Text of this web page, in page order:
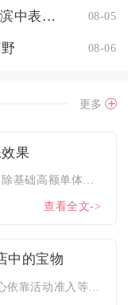
怎样配置输出队伍才能在率土之滨中表现出色 08-05
08-06
更多
果
忘仙灵尊技能6雪葬具备双重特殊效果，除基础高额单体法术伤害外...
查看全文->
中的宝物